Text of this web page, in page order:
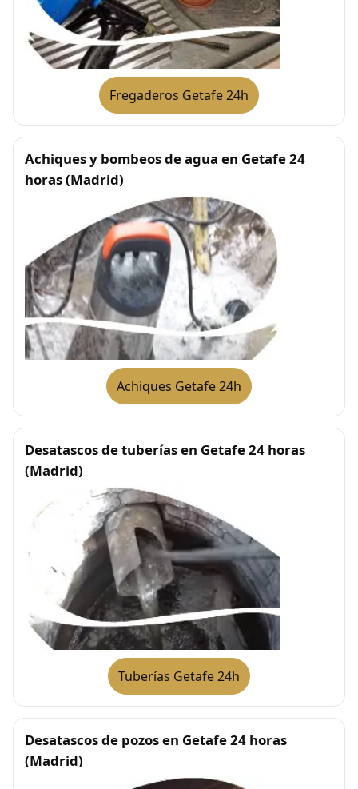
Fregaderos Getafe 24h
Achiques y bombeos de agua en Getafe 24
horas (Madrid)
Achiques Getafe 24h
Desatascos de tuberías en Getafe 24 horas
(Madrid)
Tuberías Getafe 24h
Desatascos de pozos en Getafe 24 horas
(Madrid)